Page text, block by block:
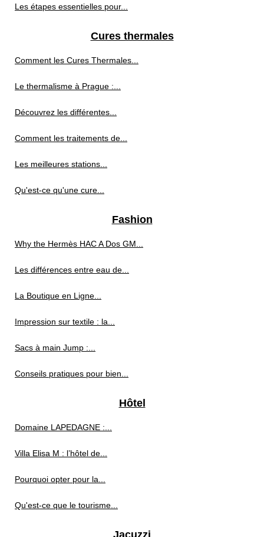
Les étapes essentielles pour...
Cures thermales
Comment les Cures Thermales...
Le thermalisme à Prague :...
Découvrez les différentes...
Comment les traitements de...
Les meilleures stations...
Qu'est-ce qu'une cure...
Fashion
Why the Hermès HAC A Dos GM...
Les différences entre eau de...
La Boutique en Ligne...
Impression sur textile : la...
Sacs à main Jump :...
Conseils pratiques pour bien...
Hôtel
Domaine LAPEDAGNE :...
Villa Elisa M : l’hôtel de...
Pourquoi opter pour la...
Qu'est-ce que le tourisme...